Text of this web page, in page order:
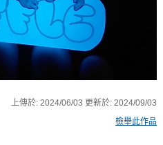
上傳於:2024/06/03 更新於:2024/09/03
檢舉此作品